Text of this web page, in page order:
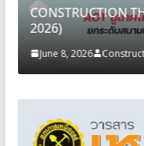
CONSTRUCTION
2026)
June 8, 2026